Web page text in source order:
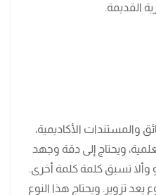
القديمة.
والمستندات الأكاديمية،
ويحتاج إلى دقة وجهد
وألا تسبق كلمة كلمة أخرى.
يعد تزوير. ويحتاج هذا النوع